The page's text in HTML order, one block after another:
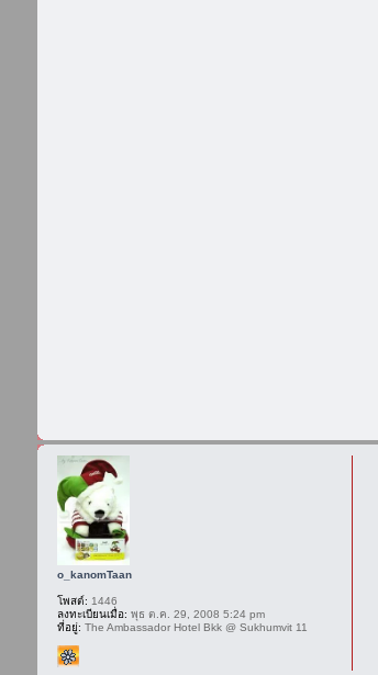
o_kanomTaan
โพสต์: 1446
ลงทะเบียนเมื่อ: พุธ ต.ค. 29, 2008 5:24 pm
ที่อยู่: The Ambassador Hotel Bkk @ Sukhumvit 11